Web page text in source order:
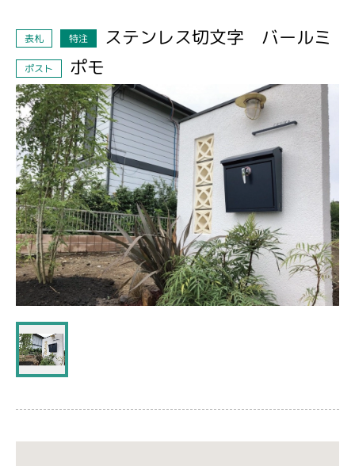
表札 特注 ステンレス切文字 バールミ
ポスト ポモ